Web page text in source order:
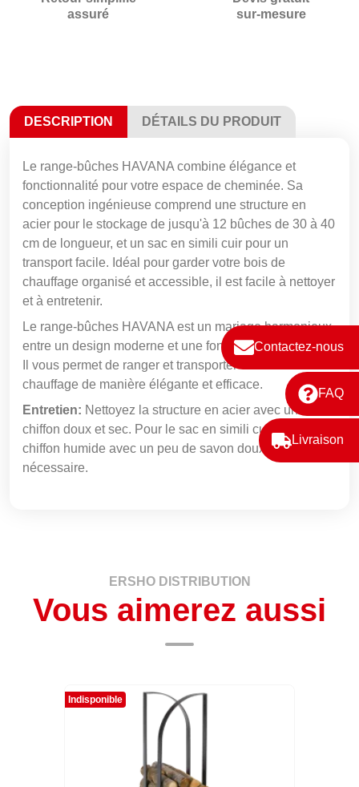
Contactez-nous
FAQ
Livraison
assuré
sur-mesure
DESCRIPTION DÉTAILS DU PRODUIT
Le range-bûches HAVANA combine élégance et
fonctionnalité pour votre espace de cheminée. Sa
conception ingénieuse comprend une structure en
acier pour le stockage de jusqu'à 12 bûches de 30 à 40
cm de longueur, et un sac en simili cuir pour un
transport facile. Idéal pour garder votre bois de
chauffage organisé et accessible, il est facile à nettoyer
et à entretenir.
Le range-bûches HAVANA est un mariage harmonieux
entre un design moderne et une fonctionnalité pratique.
Il vous permet de ranger et transporter votre bois de
chauffage de manière élégante et efficace.
Entretien: Nettoyez la structure en acier avec un
chiffon doux et sec. Pour le sac en simili cuir, utilisez un
chiffon humide avec un peu de savon doux si
nécessaire.
ERSHO DISTRIBUTION
Vous aimerez aussi
Indisponible